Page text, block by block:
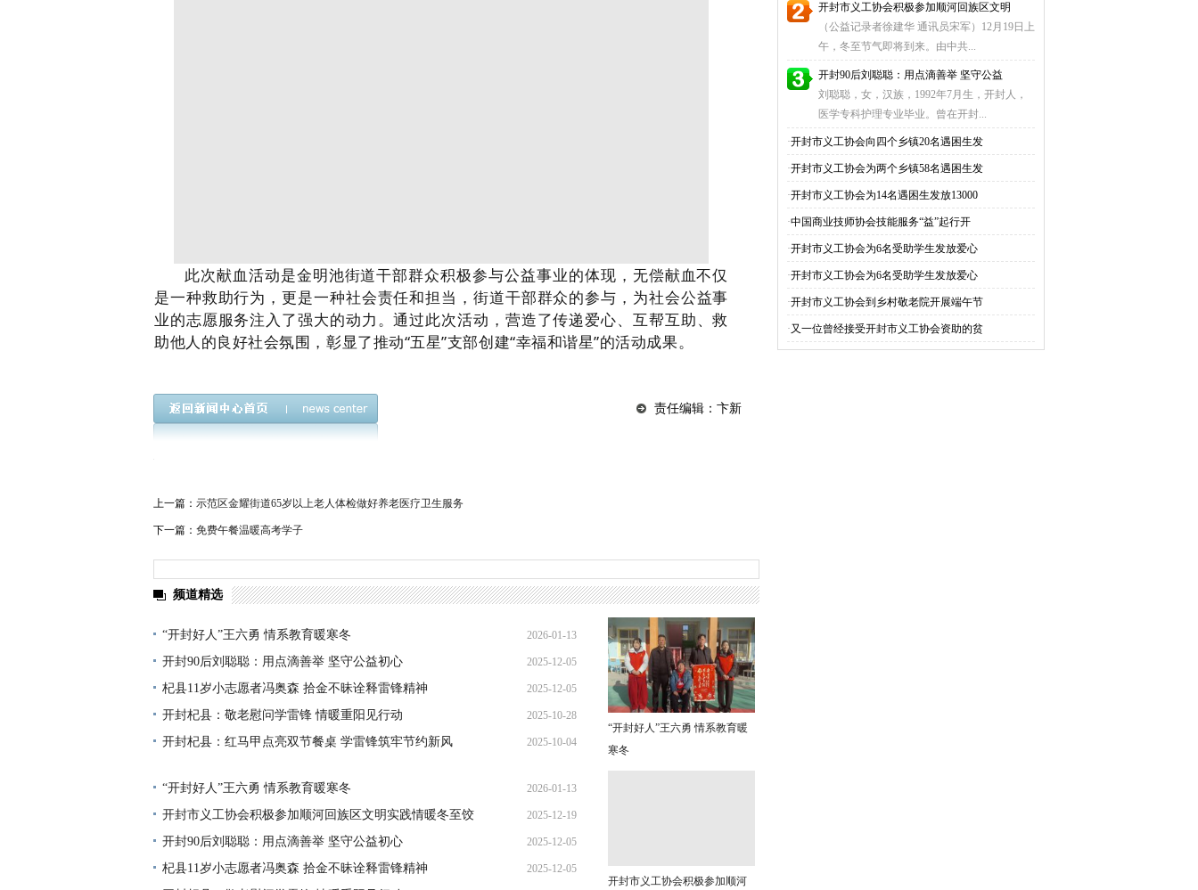
此次献血活动是金明池街道干部群众积极参与公益事业的体现，无偿献血不仅
是一种救助行为，更是一种社会责任和担当，街道干部群众的参与，为社会公益事
业的志愿服务注入了强大的动力。通过此次活动，营造了传递爱心、互帮互助、救
助他人的良好社会氛围，彰显了推动“五星”支部创建“幸福和谐星”的活动成果。
责任编辑：卞新
上一篇： 示范区金耀街道65岁以上老人体检做好养老医疗卫生服务
下一篇： 免费午餐温暖高考学子
频道精选
“开封好人”王六勇 情系教育暖寒冬 2026-01-13
21:31:49
开封90后刘聪聪：用点滴善举 坚守公益初心 2025-12-05
19:26:32
杞县11岁小志愿者冯奥森 拾金不昧诠释雷锋精神 2025-12-05
19:08:10
开封杞县：敬老慰问学雷锋 情暖重阳见行动 2025-10-28
21:37:57
开封杞县：红马甲点亮双节餐桌 学雷锋筑牢节约新风 2025-10-04
“开封好人”王六勇 情系教育暖寒冬 2026-01-13
21:31:49
开封市义工协会积极参加顺河回族区文明实践情暖冬至饺 2025-12-19
22:39:11
开封90后刘聪聪：用点滴善举 坚守公益初心 2025-12-05
19:26:32
杞县11岁小志愿者冯奥森 拾金不昧诠释雷锋精神 2025-12-05
“开封好人”王六勇 情系教育暖
寒冬
开封市义工协会积极参加顺河
开封市义工协会积极参加顺河回族区文明
（公益记录者徐建华 通讯员宋军）12月19日上
午，冬至节气即将到来。由中共...
开封90后刘聪聪：用点滴善举 坚守公益
刘聪聪，女，汉族，1992年7月生，开封人，
医学专科护理专业毕业。曾在开封...
·开封市义工协会向四个乡镇20名遇困生发
·开封市义工协会为两个乡镇58名遇困生发
·开封市义工协会为14名遇困生发放13000
·中国商业技师协会技能服务“益”起行开
·开封市义工协会为6名受助学生发放爱心
·开封市义工协会为6名受助学生发放爱心
·开封市义工协会到乡村敬老院开展端午节
·又一位曾经接受开封市义工协会资助的贫